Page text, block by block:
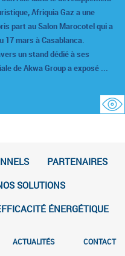
Afriquia Gaz a une
part au Salon Marocotel qui a
17 mars à Casablanca.
un stand dédié à ses
de Akwa Group a exposé ...
PARTENAIRES
SOLUTIONS
ÉNERGÉTIQUE
ACTUALITÉS CONTACT